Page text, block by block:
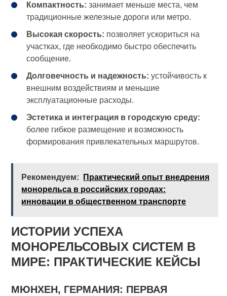
Компактность: занимает меньше места, чем
традиционные железные дороги или метро.
Высокая скорость: позволяет ускориться на
участках, где необходимо быстро обеспечить
сообщение.
Долговечность и надежность: устойчивость к
внешним воздействиям и меньшие
эксплуатационные расходы.
Эстетика и интеграция в городскую среду:
более гибкое размещение и возможность
формирования привлекательных маршрутов.
Рекомендуем:
Практический опыт внедрения
монорельса в российских городах:
инновации в общественном транспорте
ИСТОРИИ УСПЕХА
МОНОРЕЛЬСОВЫХ СИСТЕМ В
МИРЕ: ПРАКТИЧЕСКИЕ КЕЙСЫ
МЮНХЕН, ГЕРМАНИЯ: ПЕРВАЯ